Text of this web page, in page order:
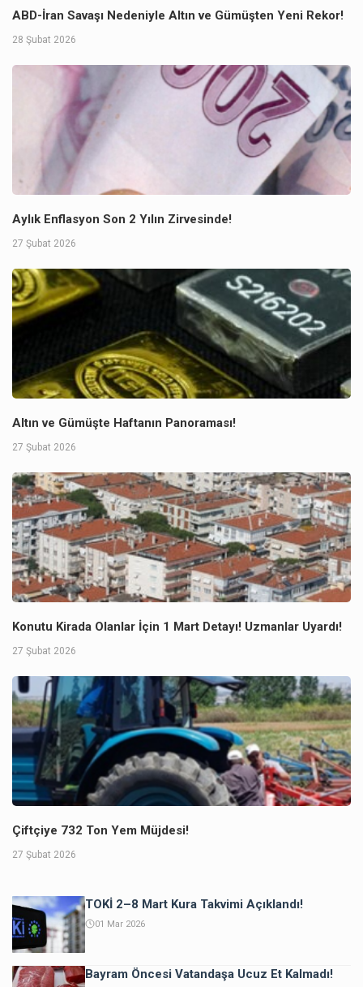
ABD-İran Savaşı Nedeniyle Altın ve Gümüşten Yeni Rekor!
28 Şubat 2026
Aylık Enflasyon Son 2 Yılın Zirvesinde!
27 Şubat 2026
Altın ve Gümüşte Haftanın Panoraması!
27 Şubat 2026
Konutu Kirada Olanlar İçin 1 Mart Detayı! Uzmanlar Uyardı!
27 Şubat 2026
Çiftçiye 732 Ton Yem Müjdesi!
27 Şubat 2026
TOKİ 2–8 Mart Kura Takvimi Açıklandı!
01 Mar 2026
Bayram Öncesi Vatandaşa Ucuz Et Kalmadı!